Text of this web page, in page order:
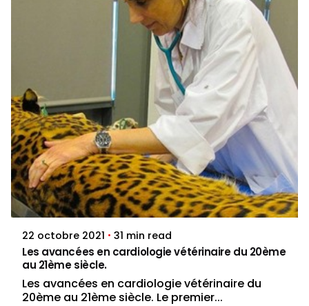
Posted by
dylan.duby
22 octobre 2021 31 min read
Les avancées en cardiologie vétérinaire du 20ème
au 21ème siècle.
Les avancées en cardiologie vétérinaire du
20ème au 21ème siècle. Le premier...